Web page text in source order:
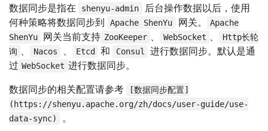
数据同步是指在 shenyu-admin
后台操作数据以后，使用
何种策略将数据同步到
Apache ShenYu 网关。
Apache
ShenYu
网关当前支持 ZooKeeper 、 WebSocket 、
Http长轮
询 、 Nacos 、 Etcd 和 Consul
进行数据同步。默认是通
过 WebSocket 进行数据同步。
数据同步的相关配置请参考
[数据同步配置]
(https://shenyu.apache.org/zh/docs/user-guide/use-
data-sync)
。